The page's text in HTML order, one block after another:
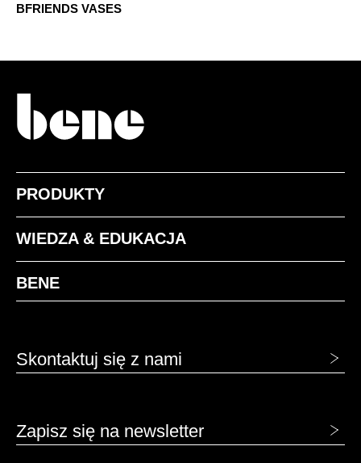
BFRIENDS VASES
PRODUKTY
WIEDZA & EDUKACJA
BENE
Skontaktuj się z nami
Zapisz się na newsletter